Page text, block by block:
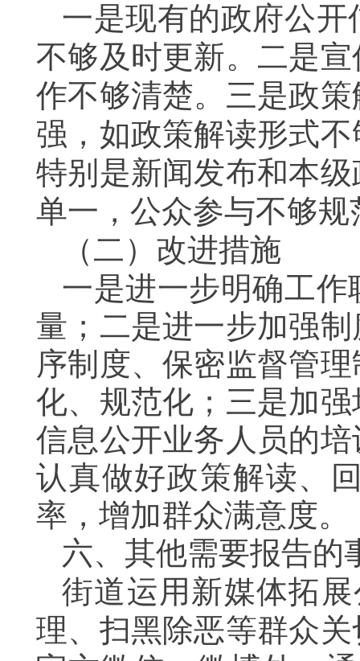
一是现有的政府公
不够及时更新。二是
作不够清楚。三是政
强，如政策解读形式
特别是新闻发布和本
单一，公众参与不够规
（二）改进措施
一是进一步明确工
量；二是进一步加强
序制度、保密监督管
化、规范化；三是加
信息公开业务人员的
认真做好政策解读、
率，增加群众满意度。
六、其他需要报告的
街道运用新媒体拓
理、扫黑除恶等群众